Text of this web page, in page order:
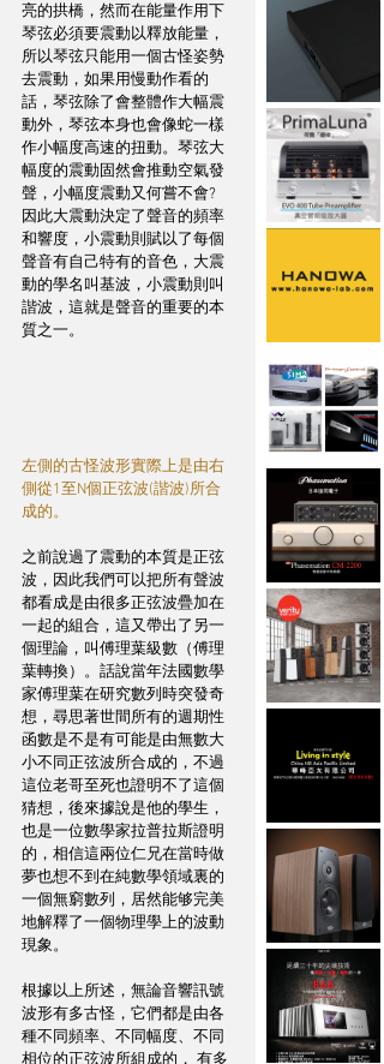
亮的拱橋，然而在能量作用下
琴弦必須要震動以釋放能量，
所以琴弦只能用一個古怪姿勢
去震動，如果用慢動作看的
話，琴弦除了會整體作大幅震
動外，琴弦本身也會像蛇一樣
作小幅度高速的扭動。琴弦大
幅度的震動固然會推動空氣發
聲，小幅度震動又何嘗不會?
因此大震動決定了聲音的頻率
和響度，小震動則賦以了每個
聲音有自己特有的音色，大震
動的學名叫基波，小震動則叫
諧波，這就是聲音的重要的本
質之一。
左側的古怪波形實際上是由右
側從1至N個正弦波(諧波)所合
成的。
之前說過了震動的本質是正弦
波，因此我們可以把所有聲波
都看成是由很多正弦波疊加在
一起的組合，這又帶出了另一
個理論，叫傅理葉級數（傅理
葉轉換）。話說當年法國數學
家傅理葉在研究數列時突發奇
想，尋思著世間所有的週期性
函數是不是有可能是由無數大
小不同正弦波所合成的，不過
這位老哥至死也證明不了這個
猜想，後來據說是他的學生，
也是一位數學家拉普拉斯證明
的，相信這兩位仁兄在當時做
夢也想不到在純數學領域裏的
一個無窮數列，居然能够完美
地解釋了一個物理學上的波動
現象。
根據以上所述，無論音響訊號
波形有多古怪，它們都是由各
種不同頻率、不同幅度、不同